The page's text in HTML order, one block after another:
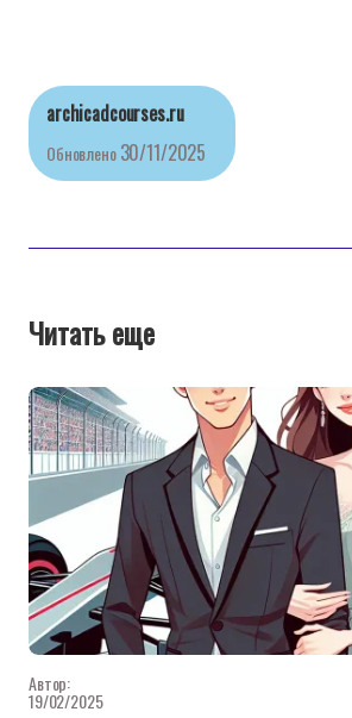
archicadcourses.ru
Обновлено 30/11/2025
Читать еще
Автор:
19/02/2025